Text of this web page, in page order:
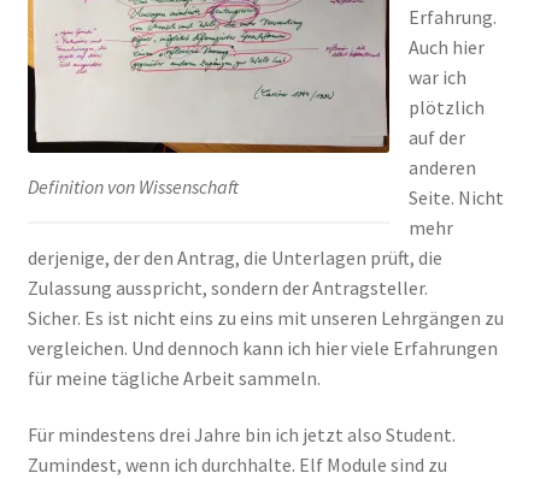
Definition von Wissenschaft
Erfahrung.
Auch hier
war ich
plötzlich
auf der
anderen
Seite. Nicht
mehr
derjenige, der den Antrag, die Unterlagen prüft, die
Zulassung ausspricht, sondern der Antragsteller.
Sicher. Es ist nicht eins zu eins mit unseren Lehrgängen zu
vergleichen. Und dennoch kann ich hier viele Erfahrungen
für meine tägliche Arbeit sammeln.
Für mindestens drei Jahre bin ich jetzt also Student.
Zumindest, wenn ich durchhalte. Elf Module sind zu